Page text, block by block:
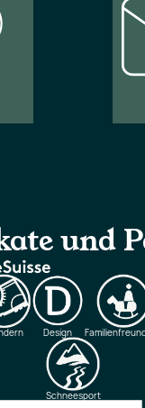
und
Design
Schneesport